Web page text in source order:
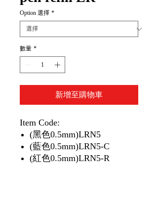
Option 選擇 *
數量 *
新增至購物車
Item Code:
(黑色0.5mm)LRN5
(藍色0.5mm)LRN5-C
(紅色0.5mm)LRN5-R